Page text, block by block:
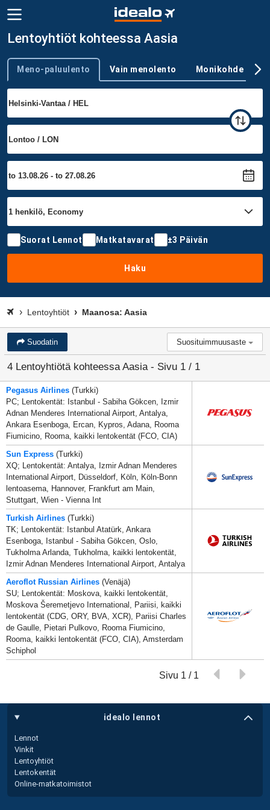
Lentoyhtiöt kohteessa Aasia
Trip type
Meno-paluulento Vain menolento Monikohde
Suorat Lennot Matkatavarat ±3 Päivän
Haku
Lentoyhtiöt Maanosa: Aasia
Suodatin Suosituimmuusaste
4 Lentoyhtiötä kohteessa Aasia - Sivu 1 / 1
Pegasus Airlines (Turkki)
PC; Lentokentät: Istanbul - Sabiha Gökcen, Izmir
Adnan Menderes International Airport, Antalya,
Ankara Esenboga, Ercan, Kypros, Adana, Rooma
Fiumicino, Rooma, kaikki lentokentät (FCO, CIA)
Sun Express (Turkki)
XQ; Lentokentät: Antalya, Izmir Adnan Menderes
International Airport, Düsseldorf, Köln, Köln-Bonn
lentoasema, Hannover, Frankfurt am Main,
Stuttgart, Wien - Vienna Int
Turkish Airlines (Turkki)
TK; Lentokentät: Istanbul Atatürk, Ankara
Esenboga, Istanbul - Sabiha Gökcen, Oslo,
Tukholma Arlanda, Tukholma, kaikki lentokentät,
Izmir Adnan Menderes International Airport, Antalya
Aeroflot Russian Airlines (Venäjä)
SU; Lentokentät: Moskova, kaikki lentokentät,
Moskova Šeremetjevo International, Pariisi, kaikki
lentokentät (CDG, ORY, BVA, XCR), Pariisi Charles
de Gaulle, Pietari Pulkovo, Rooma Fiumicino,
Rooma, kaikki lentokentät (FCO, CIA), Amsterdam
Schiphol
Sivu 1 / 1
idealo lennot
Lennot
Vinkit
Lentoyhtiöt
Lentokentät
Online-matkatoimistot